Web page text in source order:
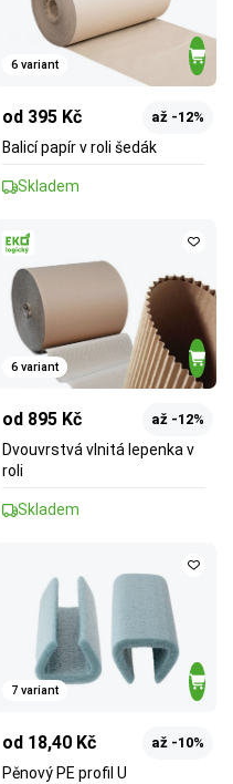
6 variant
od 395 Kč až -12%
Balicí papír v roli šedák
Skladem
6 variant
od 895 Kč až -12%
Dvouvrstvá vlnitá lepenka v
roli
Skladem
7 variant
od 18,40 Kč až -10%
Pěnový PE profil U